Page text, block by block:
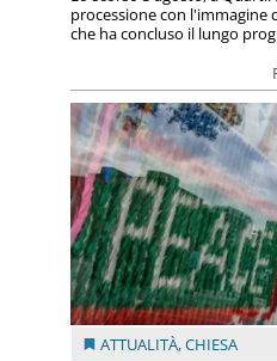
processione con l'immagine
che ha concluso il lungo
ATTUALITÀ,CHIESA